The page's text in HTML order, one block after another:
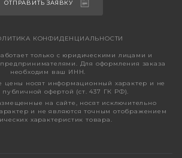
ОТПРАВИТЬ ЗАЯВКУ
КОНФИДЕНЦИАЛЬНОСТИ
только с юридическими лицами и
Для оформления заказа
необходим ваш ИНН.
цены носят информационный характер и не
публичной офертой (ст. 437 ГК РФ).
на сайте, носят исключительно
и не являются точным отображением
характеристик товара.